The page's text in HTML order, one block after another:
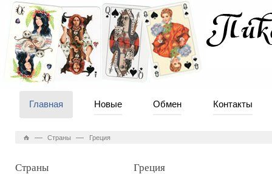
Главная Новые Обмен Контакты
— Страны — Греция
Страны Греция